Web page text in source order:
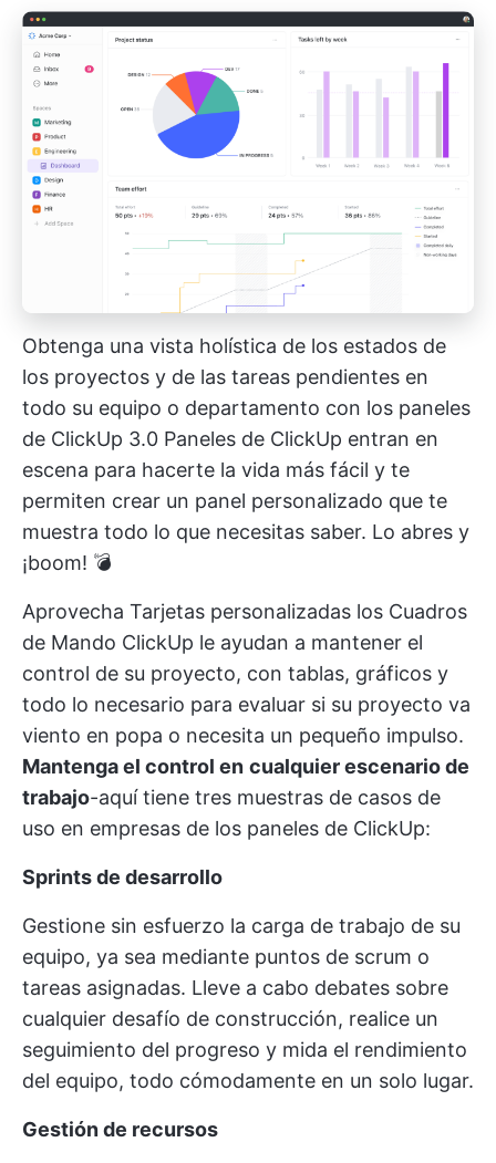
Obtenga una vista holística de los estados de
los proyectos y de las tareas pendientes en
todo su equipo o departamento con los paneles
de ClickUp 3.0 Paneles de ClickUp entran en
escena para hacerte la vida más fácil y te
permiten crear un panel personalizado que te
muestra todo lo que necesitas saber. Lo abres y
¡boom! 💣
Aprovecha Tarjetas personalizadas los Cuadros
de Mando ClickUp le ayudan a mantener el
control de su proyecto, con tablas, gráficos y
todo lo necesario para evaluar si su proyecto va
viento en popa o necesita un pequeño impulso.
Mantenga el control en cualquier escenario de
trabajo-aquí tiene tres muestras de casos de
uso en empresas de los paneles de ClickUp:
Sprints de desarrollo
Gestione sin esfuerzo la carga de trabajo de su
equipo, ya sea mediante puntos de scrum o
tareas asignadas. Lleve a cabo debates sobre
cualquier desafío de construcción, realice un
seguimiento del progreso y mida el rendimiento
del equipo, todo cómodamente en un solo lugar.
Gestión de recursos